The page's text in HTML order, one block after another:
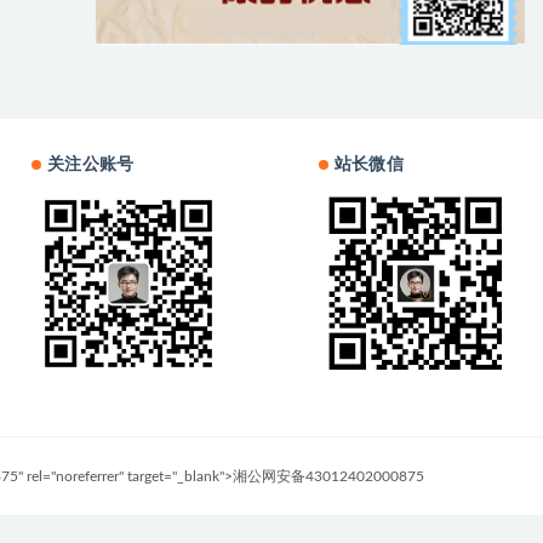
关注公账号 站长微信
rel="noreferrer" target="_blank">湘公网安备43012402000875